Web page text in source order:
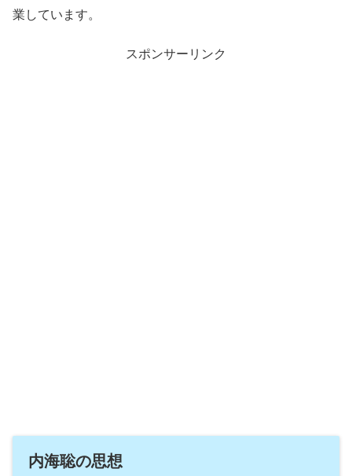
業しています。
スポンサーリンク
内海聡の思想